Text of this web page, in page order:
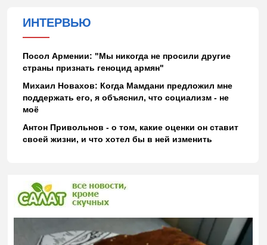
ИНТЕРВЬЮ
Посол Армении: "Мы никогда не просили другие
страны признать геноцид армян"
Михаил Новахов: Когда Мамдани предложил мне
поддержать его, я объяснил, что социализм - не
моё
Антон Привольнов - о том, какие оценки он ставит
своей жизни, и что хотел бы в ней изменить